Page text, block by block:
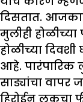
दिसतात.
मुलीही होळीच्या
होळीच्या दिवशी
आहे. पारंपारिक
साड्यांचा वापर
हिरोईन लूकचा